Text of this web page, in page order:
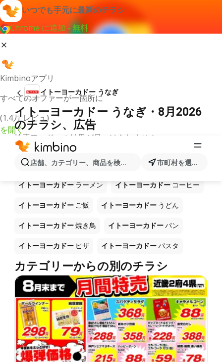
いつでも手元に最新のチラシ
Chrome に追加 - 無料
Kimbinoアプリ
すべてのオファーが一箇所に
(1.4万 レビュ)
を開く
店舗、カテゴリー、商品を検索... 市町村を選択します
イトーヨーカドー うなぎ
イトーヨーカドー うなぎ・8月2026
のチラシ、広告
検索ワードへの結果が見つけられません。
ショップ イトーヨーカドー で販売中
の他製品
イトーヨーカドー ラーメン イトーヨーカドー コーヒー
イトーヨーカドー ご飯 イトーヨーカドー うどん
イトーヨーカドー焼き鳥 イトーヨーカドーパン
イトーヨーカドー ピザ イトーヨーカドーパスタ
カテゴリーからの別のチラシ